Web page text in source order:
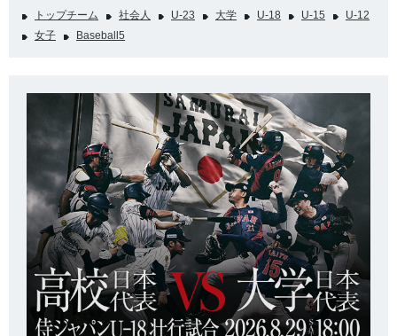
トップチーム 社会人 U-23 大学 U-18 U-15
U-12
女子
Baseball5